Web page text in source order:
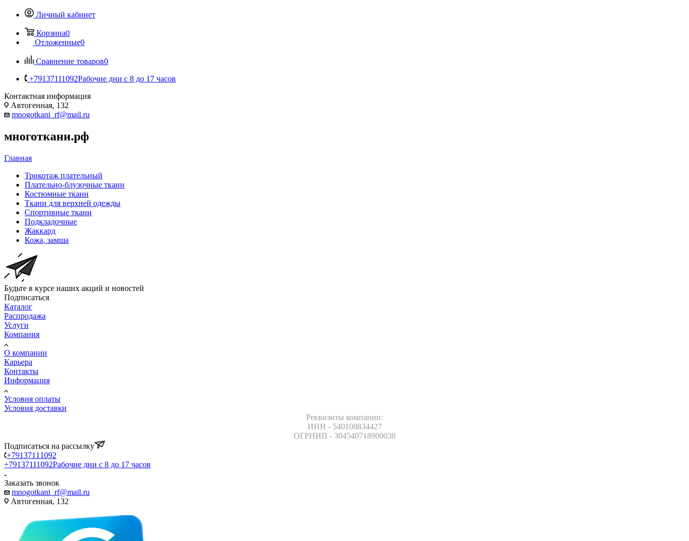
Личный кабинет
Корзина0
Отложенные0
Сравнение товаров0
+79137111092Рабочие дни с 8 до 17 часов
Контактная информация
Автогенная, 132
mnogotkani_rf@mail.ru
многоткани.рф
Главная
Трикотаж плательный
Плательно-блузочные ткани
Костюмные ткани
Ткани для верхней одежды
Спортивные ткани
Подкладочные
Жаккард
Кожа, замша
Будьте в курсе наших акций и новостей
Подписаться
Каталог
Распродажа
Услуги
Компания
О компании
Карьера
Контакты
Информация
Условия оплаты
Условия доставки
Реквизиты компании:
ИНН - 540108834427
ОГРНИП - 304540718900038
Подписаться на рассылку
+79137111092
+79137111092Рабочие дни с 8 до 17 часов
Заказать звонок
mnogotkani_rf@mail.ru
Автогенная, 132